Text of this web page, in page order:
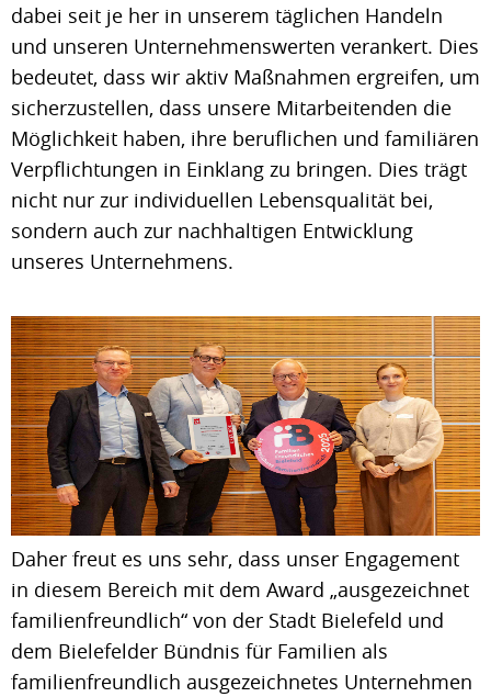
dabei seit je her in unserem täglichen Handeln
und unseren Unternehmenswerten verankert. Dies
bedeutet, dass wir aktiv Maßnahmen ergreifen, um
sicherzustellen, dass unsere Mitarbeitenden die
Möglichkeit haben, ihre beruflichen und familiären
Verpflichtungen in Einklang zu bringen. Dies trägt
nicht nur zur individuellen Lebensqualität bei,
sondern auch zur nachhaltigen Entwicklung
unseres Unternehmens.
Daher freut es uns sehr, dass unser Engagement
in diesem Bereich mit dem Award „ausgezeichnet
familienfreundlich“ von der Stadt Bielefeld und
dem Bielefelder Bündnis für Familien als
familienfreundlich ausgezeichnetes Unternehmen